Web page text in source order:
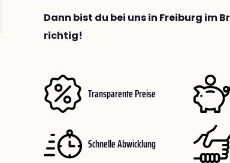
Dann bist du bei uns in Freiburg im
richtig!
Transparente Preise
Schnelle Abwicklung